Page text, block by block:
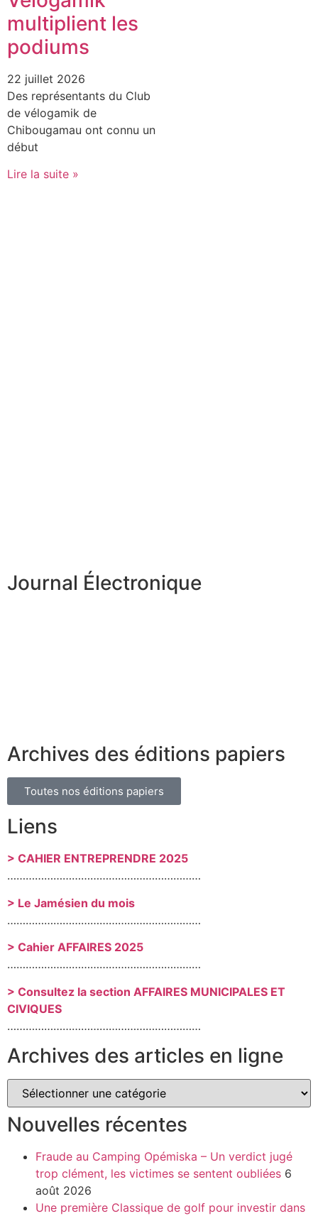
multiplient les
podiums
22 juillet 2026
Des représentants du Club
de vélogamik de
Chibougamau ont connu un
début
Lire la suite »
Journal Électronique
Archives des éditions papiers
Toutes nos éditions papiers
Liens
> CAHIER ENTREPRENDRE 2025
………………………………………………………
> Le Jamésien du mois
………………………………………………………
> Cahier AFFAIRES 2025
………………………………………………………
> Consultez la section AFFAIRES MUNICIPALES ET
CIVIQUES
………………………………………………………
Archives des articles en ligne
Nouvelles récentes
Fraude au Camping Opémiska – Un verdict jugé
trop clément, les victimes se sentent oubliées 6
août 2026
Une première Classique de golf pour investir dans